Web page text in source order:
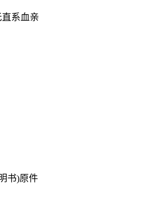
系血亲
书)原件